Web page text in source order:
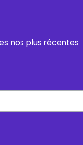
nos plus récentes